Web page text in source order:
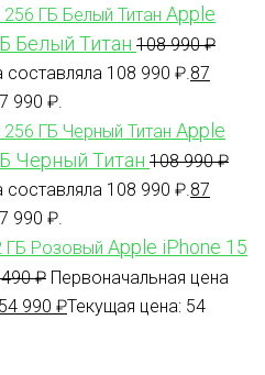
Apple
Белый Титан 108 990₽
108 990 ₽. 87
990 ₽.
Apple
Черный Титан 108 990₽
108 990 ₽. 87
990 ₽.
Apple iPhone 15
₽ Первоначальная цена
54 990 ₽Текущая цена: 54